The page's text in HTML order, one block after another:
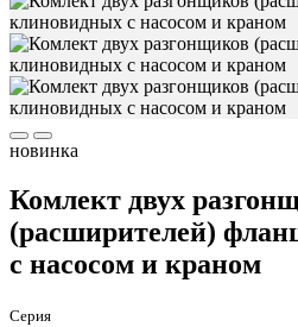
новинка
Комлект двух
(расширителей)
с насосом и краном
Серия